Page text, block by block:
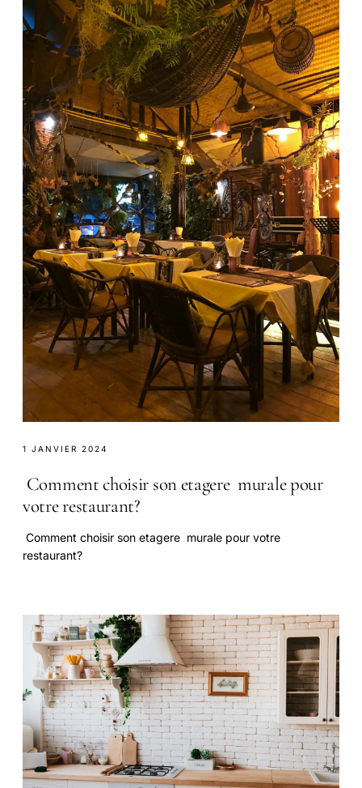
1 JANVIER 2024
Comment choisir son etagere murale pour
votre restaurant?
Comment choisir son etagere murale pour votre
restaurant?